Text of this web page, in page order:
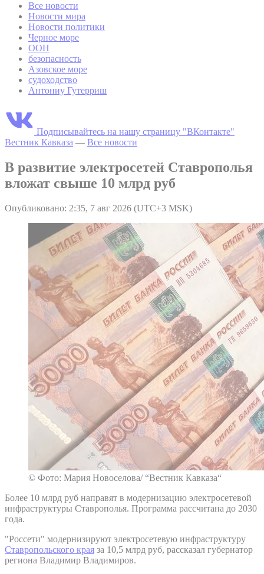
Все новости
Новости мира
Новости политики
Черное море
ООН
безопасность
Азовское море
судоходство
Антониу Гутерриш
Подписывайтесь на нашу страницу "ВКонтакте"
Вестник Кавказа — Все новости
В развитие электросетей Ставрополья
вложат свыше 10 млрд руб
Опубликовано: 2:35, 7 авг 2026 (UTC+3 MSK)
© Фото: Мария Новоселова/ “Вестник Кавказа“
Более 10 млрд руб направят в модернизацию электросетевой
инфраструктуры Ставрополья. Программа рассчитана до 2030
года.
"Россети" модернизируют электросетевую инфраструктуру
Ставропольского края за 10,5 млрд руб, рассказал губернатор
региона Владимир Владимиров.